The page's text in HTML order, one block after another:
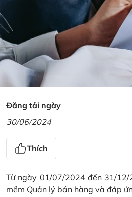
Đăng tải ngày
30/06/2024
Thích
Từ ngày 01/07/2024 đến 31/
mềm Quản lý bán hàng và đáp